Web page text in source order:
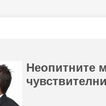
Неопитните
чувствителни